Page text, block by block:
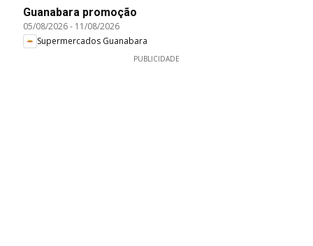
Guanabara promoção
05/08/2026- 11/08/2026
Supermercados Guanabara
PUBLICIDADE